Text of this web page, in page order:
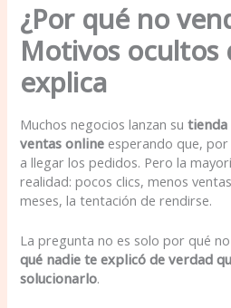
¿Por qué no
Motivos ocultos
explica
Muchos negocios lanzan su
ventas online esperando que,
a llegar los pedidos. Pero la
realidad: pocos clics, menos
meses, la tentación de rendirse.
La pregunta no es solo por qué
qué nadie te explicó de verdad
solucionarlo.